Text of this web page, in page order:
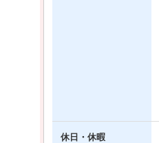
休日・休暇